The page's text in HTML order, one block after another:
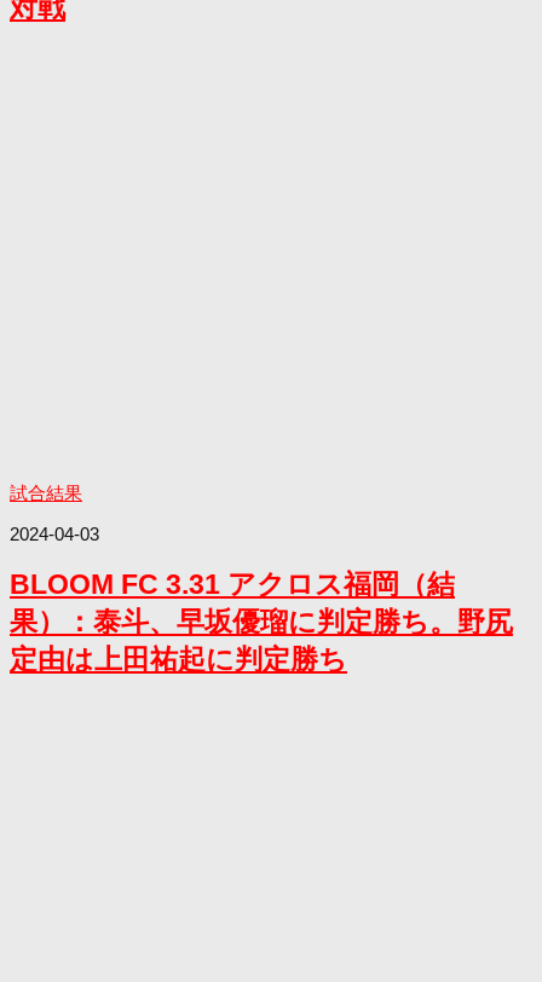
対戦
試合結果
2024-04-03
BLOOM FC 3.31 アクロス福岡（結
果）：泰斗、早坂優瑠に判定勝ち。野尻
定由は上田祐起に判定勝ち